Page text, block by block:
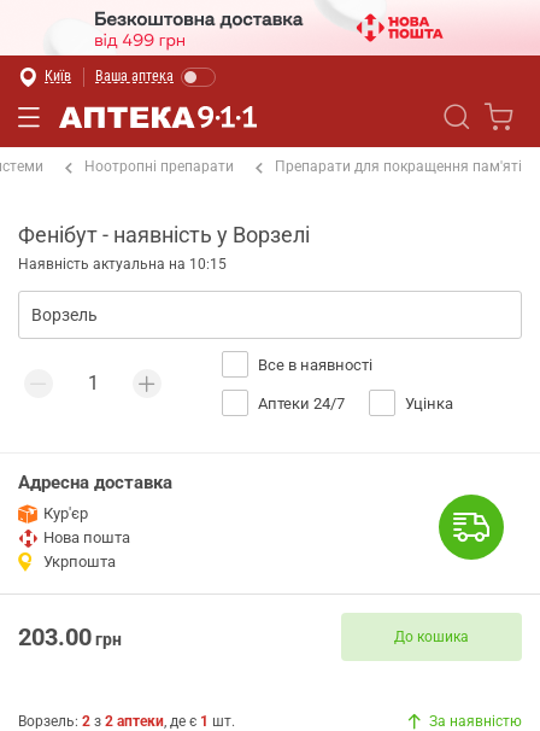
Київ Ваша аптека
Ноотропні препарати Препарати для покращення пам'яті
Фенібут - наявність у Ворзелі
Наявність актуальна на 10:15
Все в наявності
Аптеки 24/7 Уцінка
Адресна доставка
Кур'єр
Нова пошта
Укрпошта
203.00грн До кошика
Ворзель: 2 з 2 аптеки, де є 1 шт. За наявністю